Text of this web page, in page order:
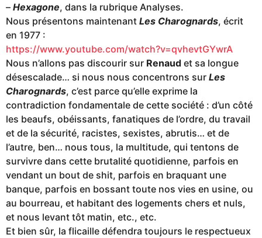
– Hexagone, dans la rubrique Analyses.
Nous présentons maintenant Les Charognards, écrit
en 1977 :
https://www.youtube.com/watch?v=qvhevtGYwrA
Nous n’allons pas discourir sur Renaud et sa longue
désescalade… si nous nous concentrons sur Les
Charognards, c’est parce qu’elle exprime la
contradiction fondamentale de cette société : d’un côté
les beaufs, obéissants, fanatiques de l’ordre, du travail
et de la sécurité, racistes, sexistes, abrutis… et de
l’autre, ben… nous tous, la multitude, qui tentons de
survivre dans cette brutalité quotidienne, parfois en
vendant un bout de shit, parfois en braquant une
banque, parfois en bossant toute nos vies en usine, ou
au bourreau, et habitant des logements chers et nuls,
et nous levant tôt matin, etc., etc.
Et bien sûr, la flicaille défendra toujours le respectueux